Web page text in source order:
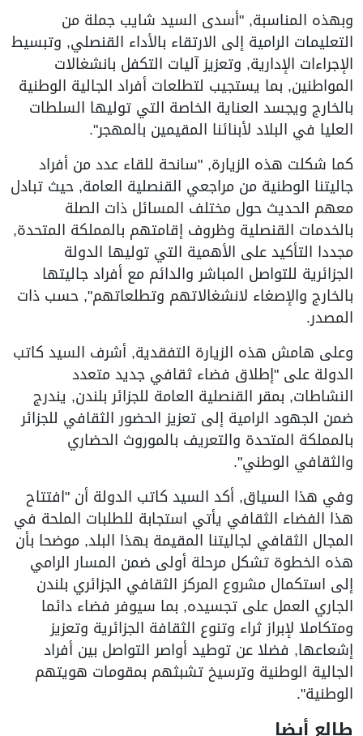
وبهذه المناسبة, "أسدى السيد شايب جملة من
التعليمات الرامية إلى الارتقاء بالأداء القنصلي, وتبسيط
الإجراءات الإدارية, وتعزيز آليات التكفل بانشغالات
المواطنين, بما يستجيب لتطلعات أفراد الجالية الوطنية
بالخارج ويجسد العناية الخاصة التي توليها السلطات
العليا في البلاد لأبنائنا المقيمين بالمهجر".
كما شكلت هذه الزيارة, "سانحة للقاء عدد من أفراد
جاليتنا الوطنية من مراجعي القنصلية العامة, حيث تبادل
معهم الحديث حول مختلف المسائل ذات الصلة
بالخدمات القنصلية وظروف إقامتهم بالمملكة المتحدة,
مجددا التأكيد على الأهمية التي توليها الدولة
الجزائرية للتواصل المباشر والدائم مع أفراد جاليتها
بالخارج والإصغاء لانشغالاتهم وتطلعاتهم", حسب ذات
المصدر.
وعلى هامش هذه الزيارة التفقدية, أشرف السيد كاتب
الدولة على "إطلاق فضاء ثقافي جديد متعدد
النشاطات, بمقر القنصلية العامة للجزائر بلندن, يندرج
ضمن الجهود الرامية إلى تعزيز الحضور الثقافي للجزائر
بالمملكة المتحدة والتعريف بالموروث الحضاري
والثقافي الوطني".
وفي هذا السياق, أكد السيد كاتب الدولة أن "افتتاح
هذا الفضاء الثقافي يأتي استجابة للطلبات الملحة في
المجال الثقافي لجاليتنا المقيمة بهذا البلد, موضحا بأن
هذه الخطوة تشكل مرحلة أولى ضمن المسار الرامي
إلى استكمال مشروع المركز الثقافي الجزائري بلندن
الجاري العمل على تجسيده, بما سيوفر فضاء دائما
ومتكاملا لإبراز ثراء وتنوع الثقافة الجزائرية وتعزيز
إشعاعها, فضلا عن توطيد أواصر التواصل بين أفراد
الجالية الوطنية وترسيخ تشبثهم بمقومات هويتهم
الوطنية".
طالع أيضا